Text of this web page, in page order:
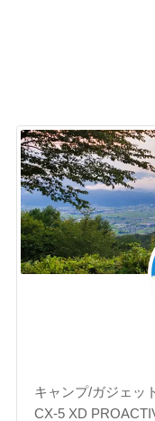
キャンプ/ガジェッ
CX-5 XD